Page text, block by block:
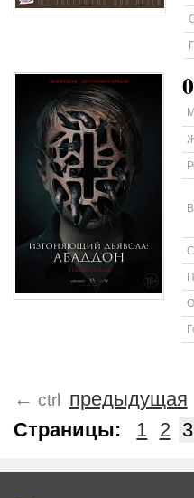
← ctrl предыдущая
Страницы:
1 2 3